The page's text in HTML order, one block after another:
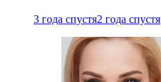
3 года спустя2 года спустя